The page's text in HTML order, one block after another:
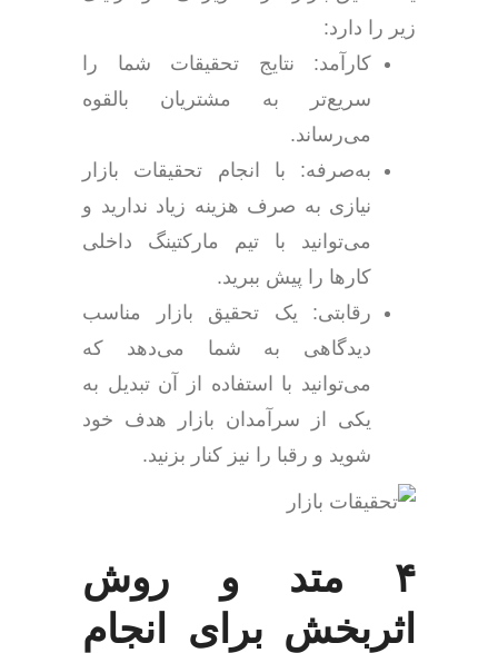
زیر را دارد:
کارآمد: نتایج تحقیقات شما را
سریع‌تر به مشتریان بالقوه
می‌رساند.
به‌صرفه: با انجام تحقیقات بازار
نیازی به صرف هزینه زیاد ندارید و
می‌توانید با تیم مارکتینگ داخلی
کارها را پیش ببرید.
رقابتی: یک تحقیق بازار مناسب
دیدگاهی به شما می‌دهد که
می‌توانید با استفاده از آن تبدیل به
یکی از سرآمدان بازار هدف خود
شوید و رقبا را نیز کنار بزنید.
۴ متد و روش
اثربخش برای انجام